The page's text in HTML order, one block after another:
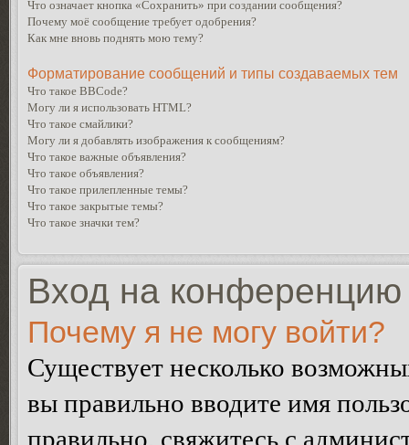
Что означает кнопка «Сохранить» при создании сообщения?
Почему моё сообщение требует одобрения?
Как мне вновь поднять мою тему?
Форматирование сообщений и типы создаваемых тем
Что такое BBCode?
Могу ли я использовать HTML?
Что такое смайлики?
Могу ли я добавлять изображения к сообщениям?
Что такое важные объявления?
Что такое объявления?
Что такое прилепленные темы?
Что такое закрытые темы?
Что такое значки тем?
Вход на конференцию
Почему я не могу войти?
Существует несколько
вы правильно вводите имя
правильно, свяжитесь с